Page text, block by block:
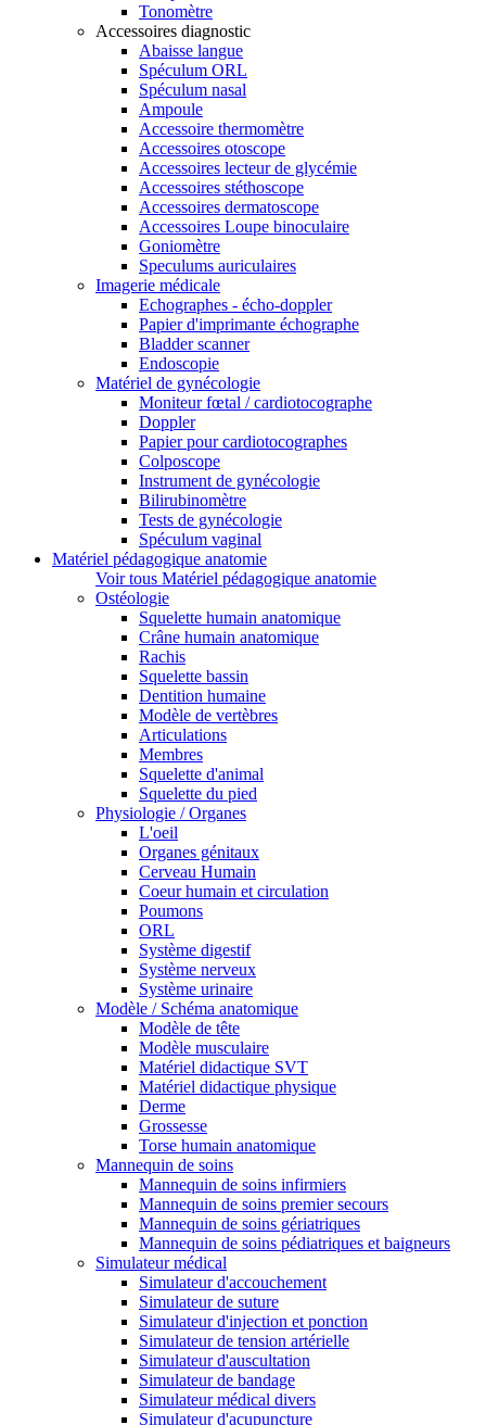
Tonomètre
Accessoires diagnostic
Abaisse langue
Spéculum ORL
Spéculum nasal
Ampoule
Accessoire thermomètre
Accessoires otoscope
Accessoires lecteur de glycémie
Accessoires stéthoscope
Accessoires dermatoscope
Accessoires Loupe binoculaire
Goniomètre
Speculums auriculaires
Imagerie médicale
Echographes - écho-doppler
Papier d'imprimante échographe
Bladder scanner
Endoscopie
Matériel de gynécologie
Moniteur fœtal / cardiotocographe
Doppler
Papier pour cardiotocographes
Colposcope
Instrument de gynécologie
Bilirubinomètre
Tests de gynécologie
Spéculum vaginal
Matériel pédagogique anatomie
Voir tous Matériel pédagogique anatomie
Ostéologie
Squelette humain anatomique
Crâne humain anatomique
Rachis
Squelette bassin
Dentition humaine
Modèle de vertèbres
Articulations
Membres
Squelette d'animal
Squelette du pied
Physiologie / Organes
L'oeil
Organes génitaux
Cerveau Humain
Coeur humain et circulation
Poumons
ORL
Système digestif
Système nerveux
Système urinaire
Modèle / Schéma anatomique
Modèle de tête
Modèle musculaire
Matériel didactique SVT
Matériel didactique physique
Derme
Grossesse
Torse humain anatomique
Mannequin de soins
Mannequin de soins infirmiers
Mannequin de soins premier secours
Mannequin de soins gériatriques
Mannequin de soins pédiatriques et baigneurs
Simulateur médical
Simulateur d'accouchement
Simulateur de suture
Simulateur d'injection et ponction
Simulateur de tension artérielle
Simulateur d'auscultation
Simulateur de bandage
Simulateur médical divers
Simulateur d'acupuncture